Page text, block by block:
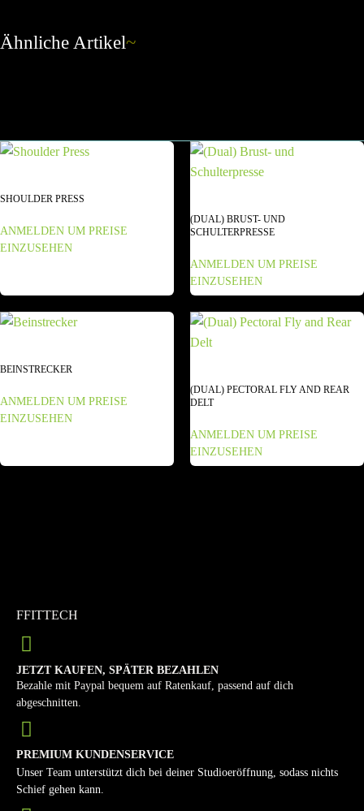
Ähnliche Artikel~
SHOULDER PRESS
ANMELDEN UM PREISE
EINZUSEHEN
(DUAL) BRUST- UND
SCHULTERPRESSE
ANMELDEN UM PREISE
EINZUSEHEN
BEINSTRECKER
ANMELDEN UM PREISE
EINZUSEHEN
(DUAL) PECTORAL FLY AND REAR
DELT
ANMELDEN UM PREISE
EINZUSEHEN
FFITTECH
JETZT KAUFEN, SPÄTER BEZAHLEN
Bezahle mit Paypal bequem auf Ratenkauf, passend auf dich
abgeschnitten.
PREMIUM KUNDENSERVICE
Unser Team unterstützt dich bei deiner Studioeröffnung, sodass nichts
Schief gehen kann.